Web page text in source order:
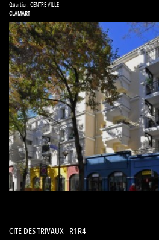
Quartier: CENTRE VILLE
CLAMART
CITE DES TRIVAUX - R1R4